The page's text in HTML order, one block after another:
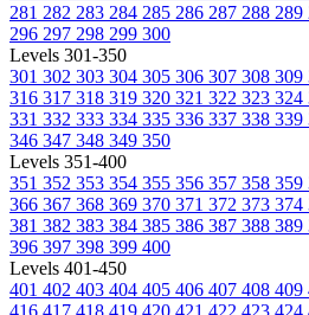
281 282 283 284 285 286 287 288 289
296 297 298 299 300
Levels 301-350
301 302 303 304 305 306 307 308 309
316 317 318 319 320 321 322 323 324
331 332 333 334 335 336 337 338 339
346 347 348 349 350
Levels 351-400
351 352 353 354 355 356 357 358 359
366 367 368 369 370 371 372 373 374
381 382 383 384 385 386 387 388 389
396 397 398 399 400
Levels 401-450
401 402 403 404 405 406 407 408 409
416 417 418 419 420 421 422 423 424